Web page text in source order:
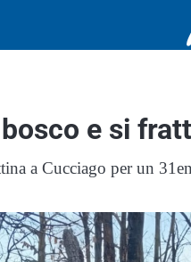
e si
a Cucciago per un